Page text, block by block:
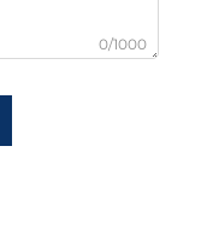
0/1000